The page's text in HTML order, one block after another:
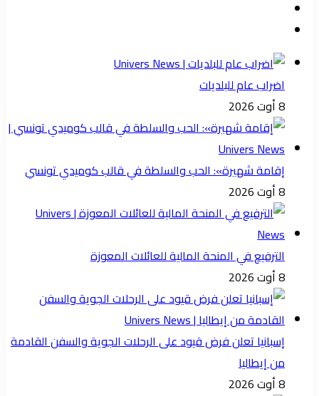
اضراب عام للبلديات
8 أوت 2026
إقامة شهيرة»: الحب والسلطة في قالب كوميدي تونسي
8 أوت 2026
الترفيع في المنحة المالية للعائلات المعوزة
8 أوت 2026
إسبانيا تعلن فرض قيود على الرحلات الجوية والسفن القادمة
من إيطاليا
8 أوت 2026